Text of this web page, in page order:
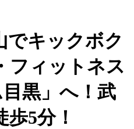
でキックボク
フィットネス
黒」へ！武
5分！